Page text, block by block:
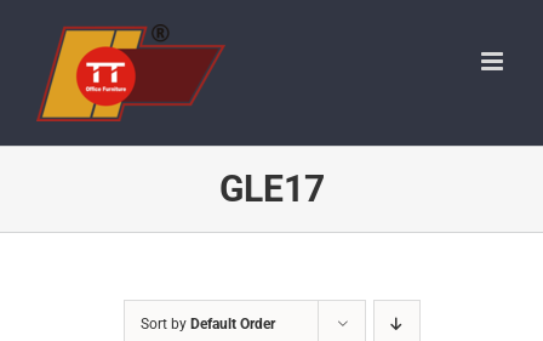
content
GLE17
Sort by Default Order